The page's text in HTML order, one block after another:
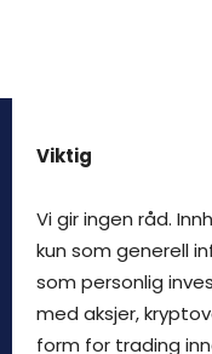
Viktig
Vi gir ingen råd.
kun som generell
som personlig
med aksjer,
form for trading